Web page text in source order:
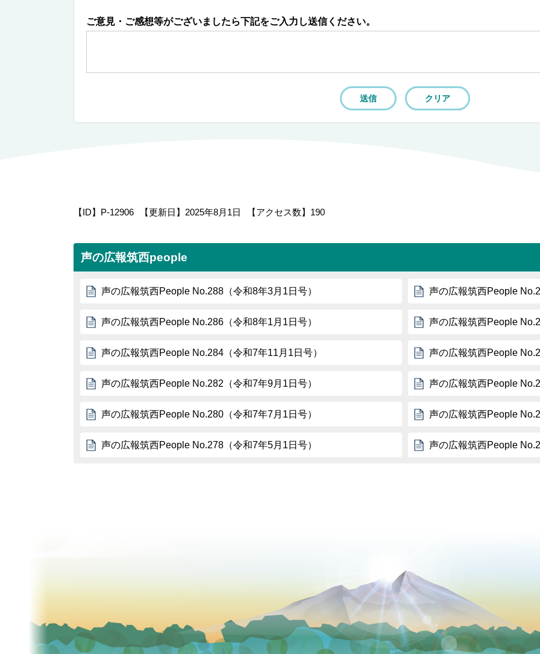
ご意見・ご感想等がございましたら下記をご入力し送信ください。
【ID】 P-12906 【更新日】 2025年8月1日 【アクセス数】 190
声の広報筑西people
声の広報筑西People No.288（令和8年3月1日号） 声の広報筑西People
声の広報筑西People No.286（令和8年1月1日号） 声の広報筑西People
声の広報筑西People No.284（令和7年11月1日号） 声の広報筑西People
声の広報筑西People No.282（令和7年9月1日号） 声の広報筑西People
声の広報筑西People No.280（令和7年7月1日号） 声の広報筑西People
声の広報筑西People No.278（令和7年5月1日号） 声の広報筑西People